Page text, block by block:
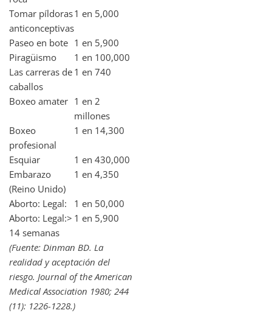
Tomar píldoras
anticonceptivas
1 en 5,000
Paseo en bote 1 en 5,900
Piragüismo
1 en 100,000
Las carreras de
caballos
1 en 740
Boxeo amater 1 en 2
millones
Boxeo
profesional
1 en 14,300
Esquiar
1 en 430,000
Embarazo
(Reino Unido)
1 en 4,350
Aborto: Legal:
1 en 50,000
Aborto: Legal:>
14 semanas
1 en 5,900
(Fuente: Dinman BD. La
realidad y aceptación del
riesgo. Journal of the American
Medical Association 1980; 244
(11): 1226-1228.)